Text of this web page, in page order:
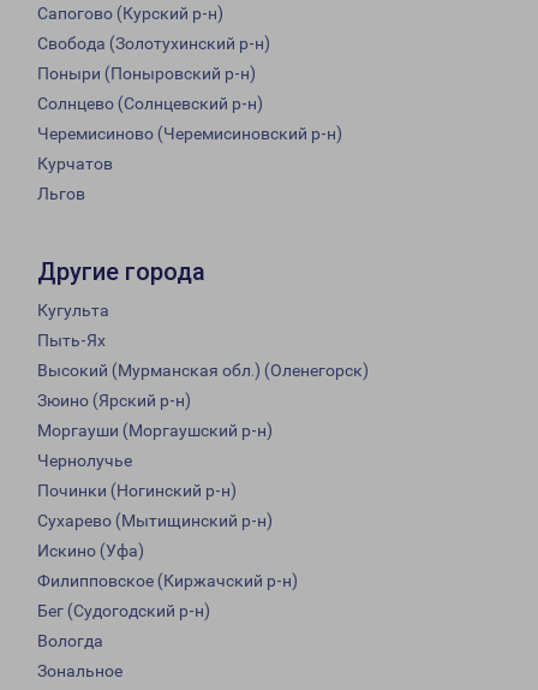
Сапогово (Курский р-н)
Свобода (Золотухинский р-н)
Поныри (Поныровский р-н)
Солнцево (Солнцевский р-н)
Черемисиново (Черемисиновский р-н)
Курчатов
Льгов
Другие города
Кугульта
Пыть-Ях
Высокий (Мурманская обл.) (Оленегорск)
Зюино (Ярский р-н)
Моргауши (Моргаушский р-н)
Чернолучье
Починки (Ногинский р-н)
Сухарево (Мытищинский р-н)
Искино (Уфа)
Филипповское (Киржачский р-н)
Бег (Судогодский р-н)
Вологда
Зональное